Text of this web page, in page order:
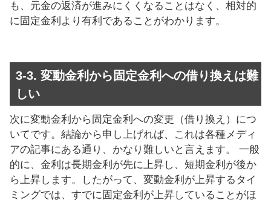
も、元金の返済が進みにくくなることはなく、相対的
に固定金利より有利であることがわかります。
3-3. 変動金利から固定金利への借り換えは難
しい
次に変動金利から固定金利への変更（借り換え）につ
いてです。結論から申し上げれば、これは各種メディ
アの記事にある通り、かなり難しいと言えます。 一般
的に、金利は長期金利が先に上昇し、短期金利が後か
ら上昇します。したがって、変動金利が上昇するタイ
ミングでは、すでに固定金利が上昇していることがほ